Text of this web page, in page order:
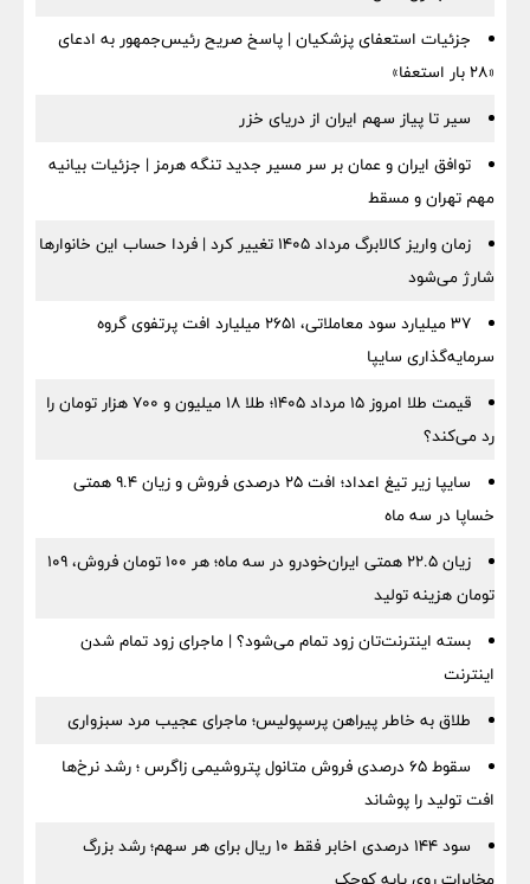
جزئیات استعفای پزشکیان | پاسخ صریح رئیس‌جمهور به ادعای
«۲۸ بار استعفا»
سیر تا پیاز سهم ایران از دریای خزر
توافق ایران و عمان بر سر مسیر جدید تنگه هرمز | جزئیات بیانیه
مهم تهران و مسقط
زمان واریز کالابرگ مرداد ۱۴۰۵ تغییر کرد | فردا حساب این خانوارها
شارژ می‌شود
۳۷ میلیارد سود معاملاتی، ۲۶۵۱ میلیارد افت پرتفوی گروه
سرمایه‌گذاری سایپا
قیمت طلا امروز ۱۵ مرداد ۱۴۰۵؛ طلا ۱۸ میلیون و ۷۰۰ هزار تومان را
رد می‌کند؟
سایپا زیر تیغ اعداد؛ افت ۲۵ درصدی فروش و زیان ۹.۴ همتی
خساپا در سه ماه
زیان ۲۲.۵ همتی ایران‌خودرو در سه ماه؛ هر ۱۰۰ تومان فروش، ۱۰۹
تومان هزینه تولید
بسته اینترنت‌تان زود تمام می‌شود؟ | ماجرای زود تمام شدن
اینترنت
طلاق به خاطر پیراهن پرسپولیس؛ ماجرای عجیب مرد سبزواری
سقوط ۶۵ درصدی فروش متانول پتروشیمی زاگرس ؛ رشد نرخ‌ها
افت تولید را پوشاند
سود ۱۴۴ درصدی اخابر فقط ۱۰ ریال برای هر سهم؛ رشد بزرگ